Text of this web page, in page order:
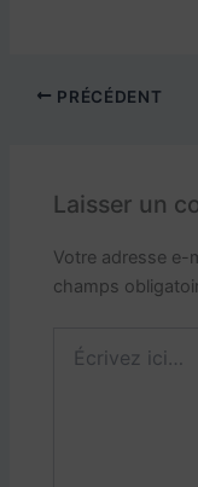
PRÉCÉDENT
Laisser un
Votre adresse e-
champs
ici…